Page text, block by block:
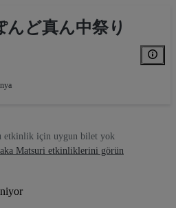
んど真ん中祭り
etkinlik için uygun bilet yok
Matsuri etkinliklerini görün